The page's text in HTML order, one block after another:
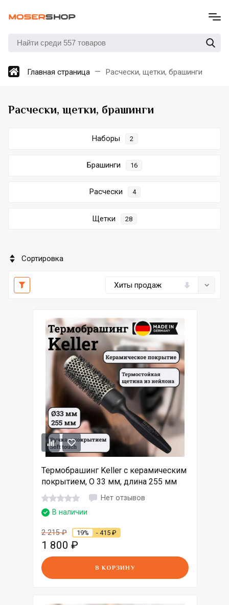
Главная страница Расчески, щетки, брашинги
Расчески, щетки, брашинги
Наборы 2
Брашинги 16
Расчески 4
Щетки 28
Сортировка
Хиты продаж
Термобрашинг Keller с керамическим
покрытием, O 33 мм, длина 255 мм
Нет отзывов
В наличии
2 215₽ 19% - 415 ₽
1 800 ₽
В КОРЗИНУ